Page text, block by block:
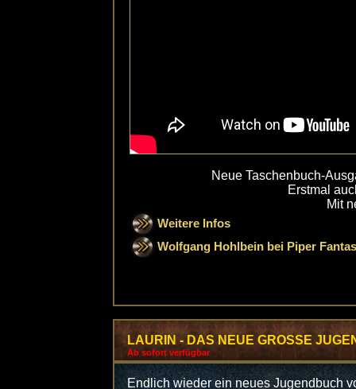
Neue Taschenbuch-
Erstmal
Mit
Weitere Infos
Wolfgang Hohlbein bei Piper
LAURIN - DAS NEUE GROSSE
Ab sofort verfügbar
Endlich wieder ein neues Jugendbuch